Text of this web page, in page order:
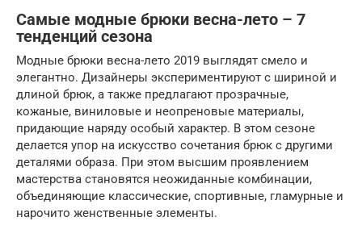
Самые модные брюки весна-лето – 7
тенденций сезона
Модные брюки весна-лето 2019 выглядят смело и
элегантно. Дизайнеры экспериментируют с шириной и
длиной брюк, а также предлагают прозрачные,
кожаные, виниловые и неопреновые материалы,
придающие наряду особый характер. В этом сезоне
делается упор на искусство сочетания брюк с другими
деталями образа. При этом высшим проявлением
мастерства становятся неожиданные комбинации,
объединяющие классические, спортивные, гламурные и
нарочито женственные элементы.